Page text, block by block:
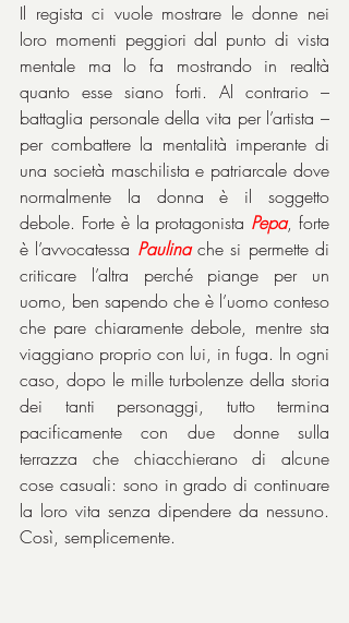
Il regista ci vuole mostrare le donne nei
loro momenti peggiori dal punto di vista
mentale ma lo fa mostrando in realtà
quanto esse siano forti. Al contrario –
battaglia personale della vita per l’artista –
per combattere la mentalità imperante di
una società maschilista e patriarcale dove
normalmente la donna è il soggetto
debole. Forte è la protagonista Pepa, forte
è l’avvocatessa Paulina che si permette di
criticare l’altra perché piange per un
uomo, ben sapendo che è l’uomo conteso
che pare chiaramente debole, mentre sta
viaggiano proprio con lui, in fuga. In ogni
caso, dopo le mille turbolenze della storia
dei tanti personaggi, tutto termina
pacificamente con due donne sulla
terrazza che chiacchierano di alcune
cose casuali: sono in grado di continuare
la loro vita senza dipendere da nessuno.
Così, semplicemente.